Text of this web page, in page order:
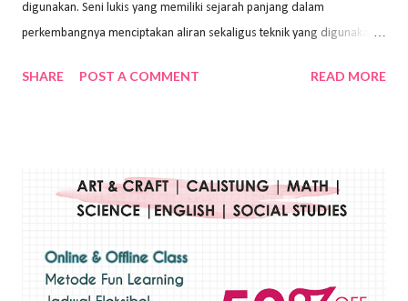
digunakan. Seni lukis yang memiliki sejarah panjang dalam
perkembangnya menciptakan aliran sekaligus teknik yang digunakan.
Wayan Kun Adnyana, teknik yang berbeda tentunya akan
menggunakan bahan dasar cat air, cat akrilik, atau cat minyak dengan
sapuan warna cat yang tebal. Dengan memberikan sapuan warna
pelukis untuk menghasilkan lukisan yang mempesona dan tentunya
bernilai tinggi. Ciri teknik plakat Ciri-ciri teknik plakat, yaitu: Sapuan
SHARE POST A COMMENT READ MORE